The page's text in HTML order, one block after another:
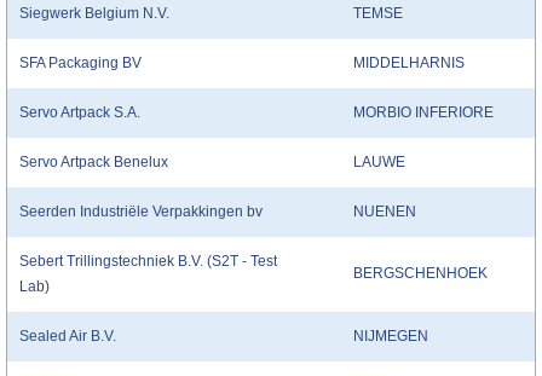
Siegwerk Belgium N.V. TEMSE
SFA Packaging BV MIDDELHARNIS
Servo Artpack S.A. MORBIO INFERIORE
Servo Artpack Benelux LAUWE
Seerden Industriële Verpakkingen bv NUENEN
Sebert Trillingstechniek B.V. (S2T - Test
Lab)
BERGSCHENHOEK
Sealed Air B.V. NIJMEGEN